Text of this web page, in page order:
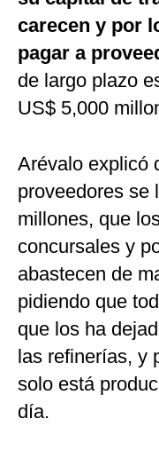
carecen y por
pagar a
de largo plazo
US$ 5,000
Arévalo explicó
proveedores se
millones, que
concursales y
abastecen de
pidiendo que
que los ha
las refinerías, y
solo está
día.